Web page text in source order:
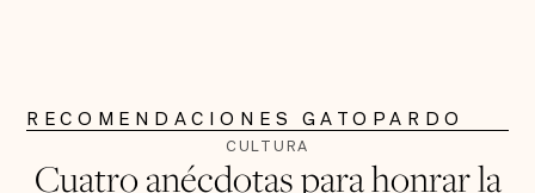
RECOMENDACIONES GATOPARDO
CULTURA
Cuatro anécdotas para honrar la